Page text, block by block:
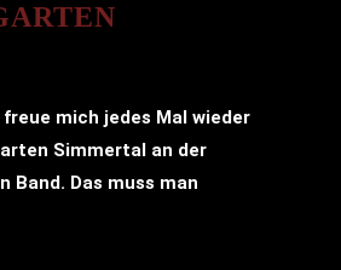
mich jedes Mal wieder
Simmertal an der
Band. Das muss man